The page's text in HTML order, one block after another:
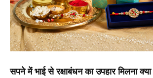
सपने में भाई से रक्षाबंधन का उपहार मिलना क्या